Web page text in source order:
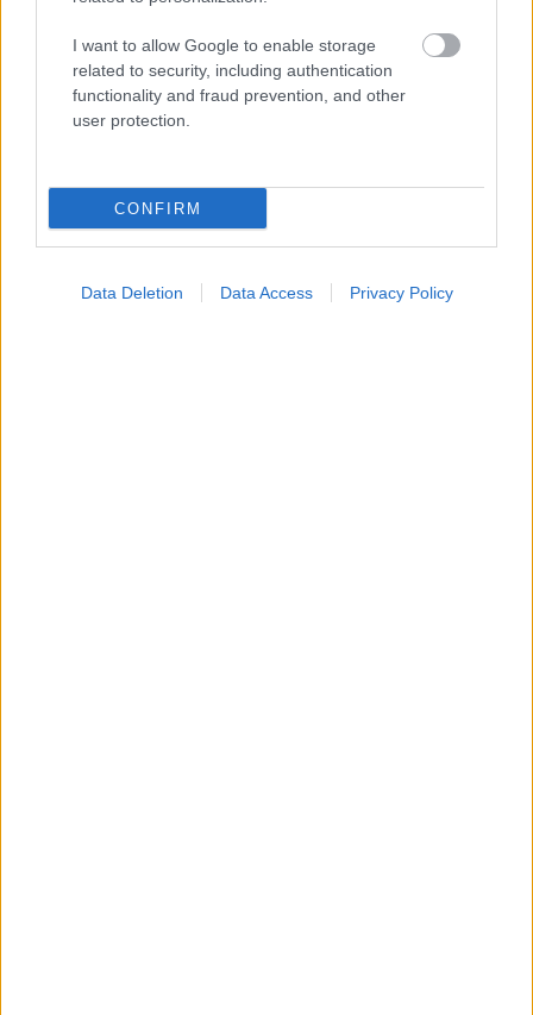
I want to allow Google to enable storage
related to security, including authentication
functionality and fraud prevention, and other
user protection.
CONFIRM
Data Deletion Data Access Privacy Policy